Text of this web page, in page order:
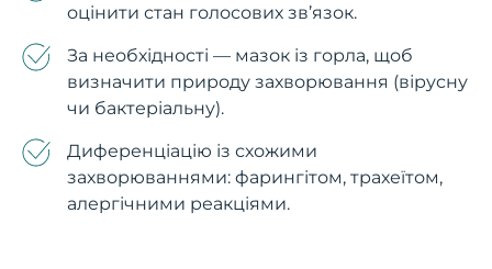
оцінити стан голосових зв’язок.
За необхідності — мазок із горла, щоб
визначити природу захворювання (вірусну
чи бактеріальну).
Диференціацію із схожими
захворюваннями: фарингітом, трахеїтом,
алергічними реакціями.